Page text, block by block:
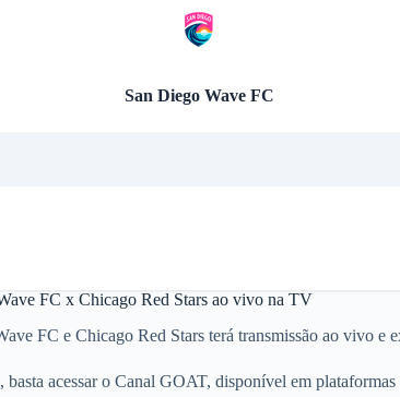
San Diego Wave FC
FC x Chicago Red Stars ao vivo na TV
FC e Chicago Red Stars terá transmissão ao vivo e
basta acessar o Canal GOAT, disponível em